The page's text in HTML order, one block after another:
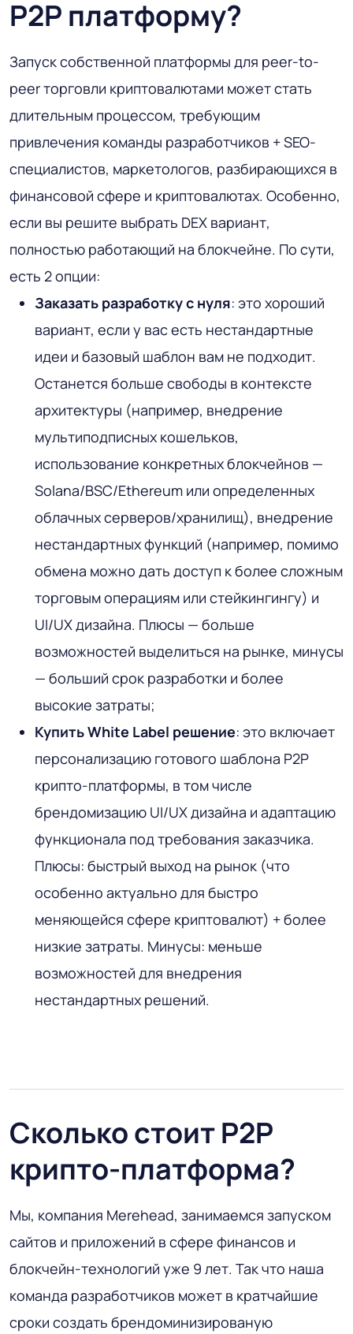
P2P платформу?
Запуск собственной платформы для peer-to-
peer торговли криптовалютами может стать
длительным процессом, требующим
привлечения команды разработчиков + SEO-
специалистов, маркетологов, разбирающихся в
финансовой сфере и криптовалютах. Особенно,
если вы решите выбрать DEX вариант,
полностью работающий на блокчейне. По сути,
есть 2 опции:
Заказать разработку с нуля: это хороший
вариант, если у вас есть нестандартные
идеи и базовый шаблон вам не подходит.
Останется больше свободы в контексте
архитектуры (например, внедрение
мультиподписных кошельков,
использование конкретных блокчейнов —
Solana/BSC/Ethereum или определенных
облачных серверов/хранилищ), внедрение
нестандартных функций (например, помимо
обмена можно дать доступ к более сложным
торговым операциям или стейкингингу) и
UI/UX дизайна. Плюсы — больше
возможностей выделиться на рынке, минусы
— больший срок разработки и более
высокие затраты;
Купить White Label решение: это включает
персонализацию готового шаблона P2P
крипто-платформы, в том числе
брендомизацию UI/UX дизайна и адаптацию
функционала под требования заказчика.
Плюсы: быстрый выход на рынок (что
особенно актуально для быстро
меняющейся сфере криптовалют) + более
низкие затраты. Минусы: меньше
возможностей для внедрения
нестандартных решений.
Сколько стоит P2P
крипто-платформа?
Мы, компания Merehead, занимаемся запуском
сайтов и приложений в сфере финансов и
блокчейн-технологий уже 9 лет. Так что наша
команда разработчиков может в кратчайшие
сроки создать брендоминизированую